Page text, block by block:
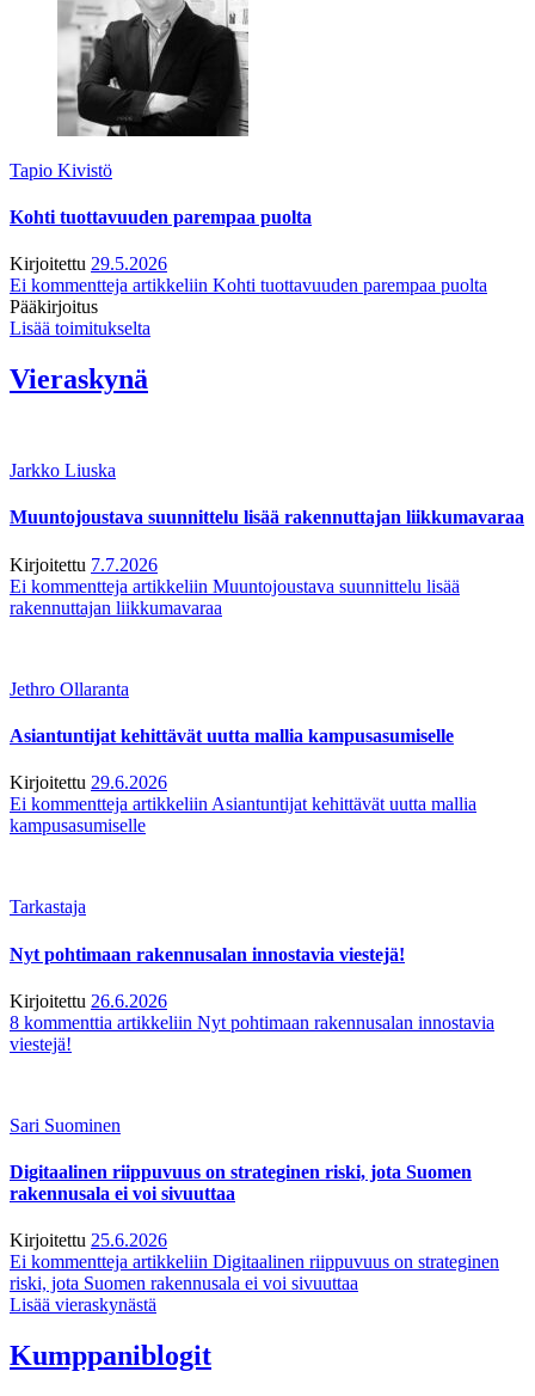
Tapio Kivistö
Kohti tuottavuuden parempaa puolta
Kirjoitettu 29.5.2026
Ei kommentteja artikkeliin Kohti tuottavuuden parempaa puolta
Pääkirjoitus
Lisää toimitukselta
Vieraskynä
Jarkko Liuska
Muuntojoustava suunnittelu lisää rakennuttajan liikkumavaraa
Kirjoitettu 7.7.2026
Ei kommentteja artikkeliin Muuntojoustava suunnittelu lisää
rakennuttajan liikkumavaraa
Jethro Ollaranta
Asiantuntijat kehittävät uutta mallia kampusasumiselle
Kirjoitettu 29.6.2026
Ei kommentteja artikkeliin Asiantuntijat kehittävät uutta mallia
kampusasumiselle
Tarkastaja
Nyt pohtimaan rakennusalan innostavia viestejä!
Kirjoitettu 26.6.2026
8 kommenttia artikkeliin Nyt pohtimaan rakennusalan innostavia
viestejä!
Sari Suominen
Digitaalinen riippuvuus on strateginen riski, jota Suomen
rakennusala ei voi sivuuttaa
Kirjoitettu 25.6.2026
Ei kommentteja artikkeliin Digitaalinen riippuvuus on strateginen
riski, jota Suomen rakennusala ei voi sivuuttaa
Lisää vieraskynästä
Kumppaniblogit